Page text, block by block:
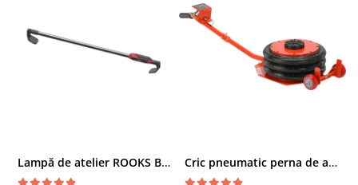
Sisteme de ridicare si sustinere
Truse de surubelnite
Vulcanizare
Lampă de atelier ROOKS B2 HYBRID pentru capotă, 2000 lumeni, 5000 mAh Cric pneumatic perna de aer cu inaltator 6T